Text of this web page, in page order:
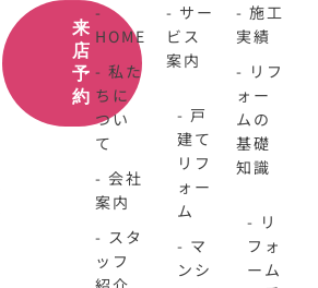
来
店
予
約
-
HOME
- 私た
ちに
つい
て
- 会社
案内
- スタ
ッフ
- サー
ビス
案内
- 戸
建て
リフ
ォー
ム
- マ
ンシ
- 施工
実績
- リフ
ォー
ムの
基礎
知識
- リ
フォ
ーム